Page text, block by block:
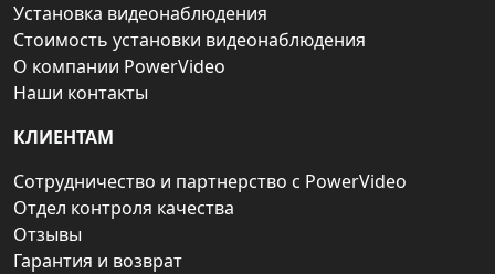
Установка видеонаблюдения
Стоимость установки видеонаблюдения
О компании PowerVideo
Наши контакты
КЛИЕНТАМ
Сотрудничество и партнерство с PowerVideo
Отдел контроля качества
Отзывы
Гарантия и возврат